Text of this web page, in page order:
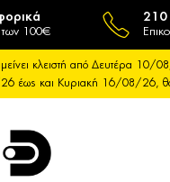
των 100€
210
κλειστή από Δευτέρα
έως και Κυριακή 16/08/26,